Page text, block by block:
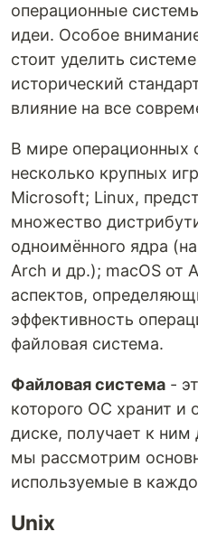
операционные
идеи. Особое
стоит уделить
исторический
влияние на все
В мире операционных
несколько крупных
Microsoft; Linux,
множество
одноимённого ядра
Arch и др.); macOS от
аспектов,
эффективность
файловая система.
Файловая система -
которого ОС хранит и
диске, получает к ним
мы рассмотрим
используемые в
Unix